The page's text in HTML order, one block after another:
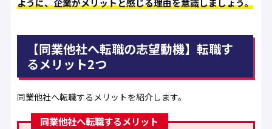
【同業他社へ転職の志望動機】転職す
るメリット2つ
同業他社へ転職するメリットを紹介します。
同業他社へ転職するメリット